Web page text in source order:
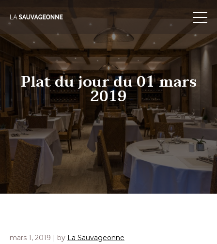
to
content
Plat du jour du 01 mars
2019
mars 1, 2019 | by La Sauvageonne